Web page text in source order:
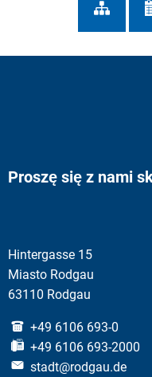
Proszę się z nami
Hintergasse 15
Miasto Rodgau
63110 Rodgau
+49 6106 693-0
+49 6106 693-2000
stadt@rodgau.de